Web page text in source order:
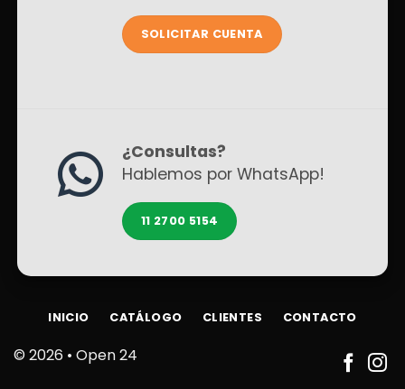
SOLICITAR CUENTA
¿Consultas?
Hablemos por WhatsApp!
11 2700 5154
© 2026 • Open 24
INICIO CATÁLOGO CLIENTES CONTACTO